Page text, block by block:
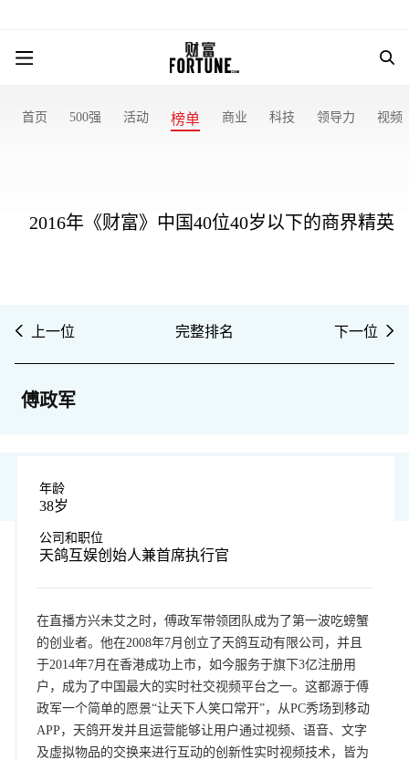
首页 500强 活动 榜单 商业 科技 领导力 视频
2016年《财富》中国40位40岁以下的商界精英
上一位 完整排名 下一位
傅政军
年龄
38岁
公司和职位
天鸽互娱创始人兼首席执行官
在直播方兴未艾之时，傅政军带领团队成为了第一波吃螃蟹
的创业者。他在2008年7月创立了天鸽互动有限公司，并且
于2014年7月在香港成功上市，如今服务于旗下3亿注册用
户，成为了中国最大的实时社交视频平台之一。这都源于傅
政军一个简单的愿景“让天下人笑口常开”，从PC秀场到移动
APP，天鸽开发并且运营能够让用户通过视频、语音、文字
及虚拟物品的交换来进行互动的创新性实时视频技术，皆为